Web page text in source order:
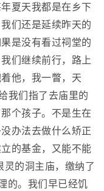
夏天我都是在乡下
们还是延续昨天的
是没有看过祠堂的
们继续前行，路上
他，我一瞥，天
我们指了去庙里的
个孩子。不是生在
办法去做什么矫正
的基金，又能不能
的洞主庙，缴纳了
的。我们早已经饥